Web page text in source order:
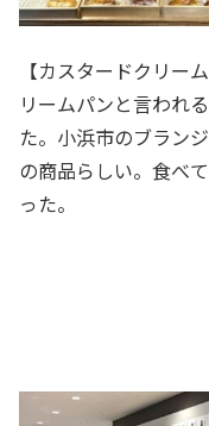
【カスタードクリー
リームパンと言われ
た。小浜市のブラン
の商品らしい。食べ
った。